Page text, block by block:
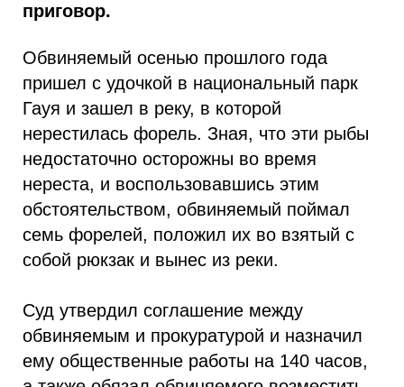
приговор.
Обвиняемый осенью прошлого года
пришел с удочкой в национальный парк
Гауя и зашел в реку, в которой
нерестилась форель. Зная, что эти рыбы
недостаточно осторожны во время
нереста, и воспользовавшись этим
обстоятельством, обвиняемый поймал
семь форелей, положил их во взятый с
собой рюкзак и вынес из реки.
Суд утвердил соглашение между
обвиняемым и прокуратурой и назначил
ему общественные работы на 140 часов,